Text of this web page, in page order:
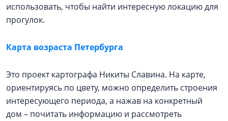
использовать, чтобы найти интересную локацию для
прогулок.
Карта возраста Петербурга
Это проект картографа Никиты Славина. На карте,
ориентируясь по цвету, можно определить строения
интересующего периода, а нажав на конкретный
дом – почитать информацию и рассмотреть